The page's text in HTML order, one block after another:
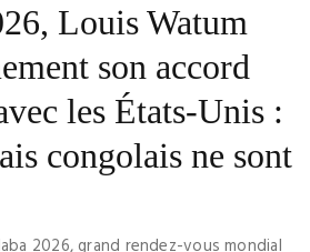
Louis Watum
son accord
les États-Unis :
congolais ne sont
2026, grand rendez-vous mondial